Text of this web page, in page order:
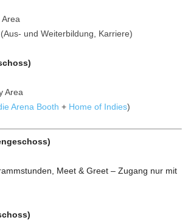
und Weiterbildung, Karriere)
Area
Arena Booth + Home of Indies)
Meet & Greet – Zugang nur mit